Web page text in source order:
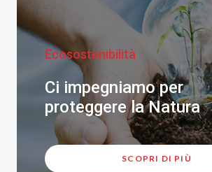
Ecosostenibilità
Ci impegniamo per
proteggere la Natura
SCOPRI DI PIÙ